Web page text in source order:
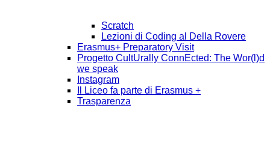
Scratch
Lezioni di Coding al Della Rovere
Erasmus+ Preparatory Visit
Progetto CultUrally ConnEcted: The Wor(l)d
we speak
Instagram
Il Liceo fa parte di Erasmus +
Trasparenza